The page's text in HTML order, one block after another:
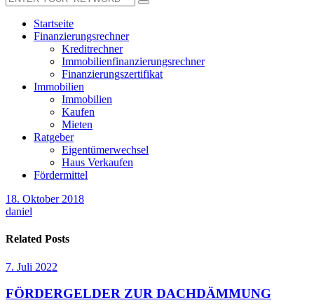
Startseite
Finanzierungsrechner
Kreditrechner
Immobilienfinanzierungsrechner
Finanzierungszertifikat
Immobilien
Immobilien
Kaufen
Mieten
Ratgeber
Eigentümerwechsel
Haus Verkaufen
Fördermittel
18. Oktober 2018
daniel
Related Posts
7. Juli 2022
FÖRDERGELDER ZUR DACHDÄMMUNG